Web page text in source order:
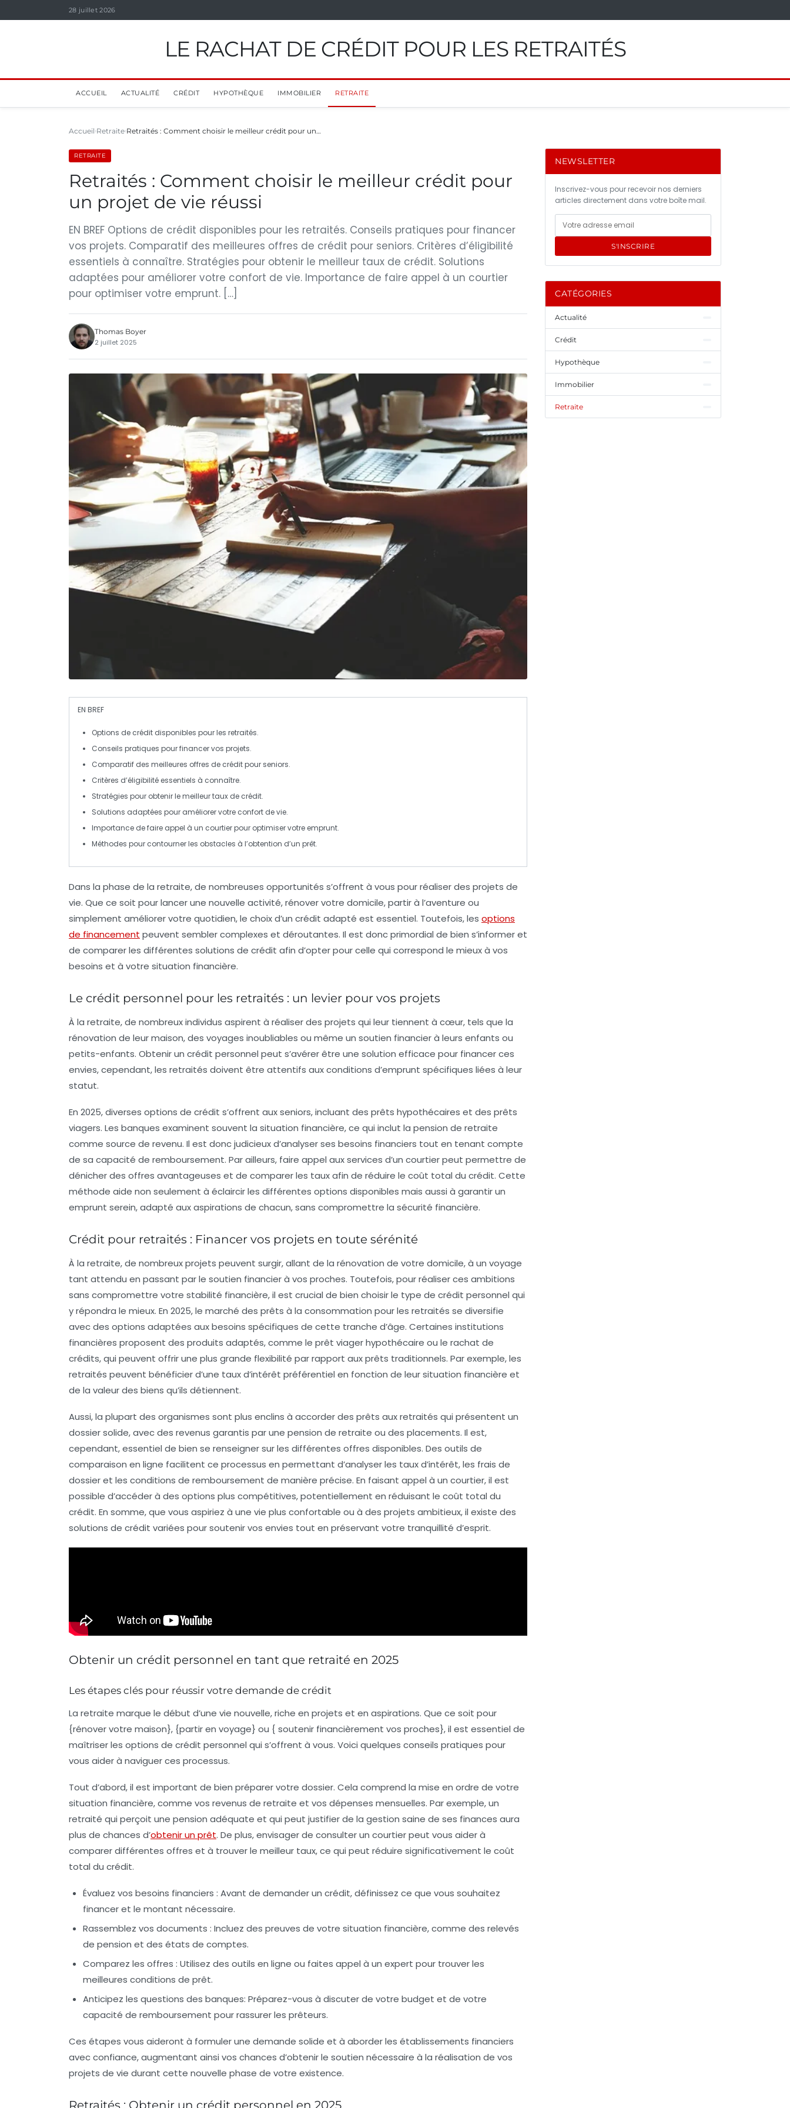
28 juillet 2026
LE RACHAT DE CRÉDIT POUR LES RETRAITÉS
ACCUEIL ACTUALITÉ CRÉDIT HYPOTHÈQUE IMMOBILIER RETRAITE
Accueil Retraite Retraités : Comment choisir le meilleur crédit pour un…
RETRAITE
Retraités : Comment choisir le meilleur crédit pour
un projet de vie réussi
EN BREF Options de crédit disponibles pour les retraités. Conseils pratiques pour financer
vos projets. Comparatif des meilleures offres de crédit pour seniors. Critères d’éligibilité
essentiels à connaître. Stratégies pour obtenir le meilleur taux de crédit. Solutions
adaptées pour améliorer votre confort de vie. Importance de faire appel à un courtier
pour optimiser votre emprunt. […]
Thomas Boyer
2 juillet 2025
EN BREF
Options de crédit disponibles pour les retraités.
Conseils pratiques pourfinancer vos projets.
Comparatif des meilleures offres de crédit pour seniors.
Critères d’éligibilité essentiels à connaître.
Stratégies pour obtenir lemeilleur taux de crédit.
Solutions adaptées pour améliorer votre confort de vie.
Importance de faire appel à un courtierpour optimiser votre emprunt.
Méthodes pour contourner les obstacles à l’obtention d’un prêt.
Dans la phase de la retraite, de nombreuses opportunités s’offrent à vous pour réaliser des projets de
vie. Que ce soit pour lancer une nouvelle activité, rénover votre domicile, partir à l’aventure ou
simplement améliorer votre quotidien, le choix d’un crédit adapté est essentiel. Toutefois, les options
de financement peuvent sembler complexes et déroutantes. Il est donc primordial de bien s’informer et
de comparer les différentes solutions de crédit afin d’opter pour celle qui correspond le mieux à vos
besoins et à votre situation financière.
Le crédit personnel pour les retraités : un levier pour vos projets
À la retraite, de nombreux individus aspirent à réaliser des projets qui leur tiennent à cœur, tels que la
rénovation de leur maison, des voyages inoubliables ou même un soutien financier à leurs enfants ou
petits-enfants. Obtenir un crédit personnel peut s’avérer être une solution efficace pour financer ces
envies, cependant, les retraités doivent être attentifs auxconditions d’emprunt spécifiques liées à leur
statut.
En 2025, diverses options de crédit s’offrent aux seniors, incluant des prêts hypothécaires et des prêts
viagers. Les banques examinent souvent la situation financière, ce qui inclut la pension de retraite
comme source de revenu. Il est donc judicieux d’analyser ses besoins financiers tout en tenant compte
de sa capacité de remboursement. Par ailleurs, faire appel aux services d’un courtier peut permettre de
dénicher des offres avantageuses et de comparer les taux afin de réduire le coût total du crédit. Cette
méthode aide non seulement à éclaircir les différentes options disponibles mais aussi à garantir un
emprunt serein, adapté aux aspirations de chacun, sans compromettre la sécurité financière.
Crédit pour retraités : Financer vos projets en toute sérénité
À la retraite, de nombreux projets peuvent surgir, allant de la rénovation de votre domicile, à un voyage
tant attendu en passant par le soutien financier à vos proches. Toutefois, pour réaliser ces ambitions
sans compromettre votre stabilité financière, il est crucial de bien choisir le type de crédit personnel qui
y répondra le mieux. En 2025, le marché des prêts à la consommation pour les retraités se diversifie
avec des options adaptées aux besoins spécifiques de cette tranche d’âge. Certaines institutions
financières proposent des produits adaptés, comme le prêt viager hypothécaire ou le rachat de
crédits, qui peuvent offrir une plus grande flexibilité par rapport aux prêts traditionnels. Par exemple, les
retraités peuvent bénéficier d’une taux d’intérêt préférentiel en fonction de leur situation financière et
de la valeur des biens qu’ils détiennent.
Aussi, la plupart des organismes sont plus enclins à accorder des prêts aux retraités qui présentent un
dossier solide, avec des revenus garantis par une pension de retraite ou des placements. Il est,
cependant, essentiel de bien se renseigner sur les différentes offres disponibles. Des outils de
comparaison en ligne facilitent ce processus en permettant d’analyser les taux d’intérêt, les frais de
dossieret les conditions de remboursement de manière précise. En faisant appel à un courtier, il est
possible d’accéder à des options plus compétitives, potentiellement en réduisant le coût total du
crédit. En somme, que vous aspiriez à une vie plus confortable ou à des projets ambitieux, il existe des
solutions de crédit variées pour soutenir vos envies tout en préservant votre tranquillité d’esprit.
Obtenir un crédit personnel en tant que retraité en 2025
Les étapes clés pour réussir votre demande de crédit
La retraite marque le début d’une vie nouvelle, riche en projets et en aspirations. Que ce soit pour
{rénover votre maison}, {partir en voyage} ou { soutenir financièrement vos proches}, il est essentiel de
maîtriser les options de crédit personnel qui s’offrent à vous. Voici quelques conseils pratiques pour
vous aider à naviguer ces processus.
Tout d’abord, il est important de bien préparer votre dossier. Cela comprend la mise en ordre de votre
situation financière, comme vos revenus de retraite et vos dépenses mensuelles. Par exemple, un
retraité qui perçoit une pension adéquate et qui peut justifier de la gestion saine de ses finances aura
plus de chances d’obtenir un prêt. De plus, envisager de consulter un courtierpeut vous aider à
comparer différentes offres et à trouver le meilleur taux, ce qui peut réduire significativement le coût
total du crédit.
Évaluez vos besoins financiers : Avant de demander un crédit, définissez ce que vous souhaitez
financer et le montant nécessaire.
Rassemblez vos documents : Incluez des preuves de votre situation financière, comme des relevés
de pension et des états de comptes.
Comparez les offres : Utilisez des outils en ligne ou faites appel à un expert pour trouver les
meilleures conditions de prêt.
Anticipez les questions des banques: Préparez-vous à discuter de votre budget et de votre
capacité de remboursement pour rassurer les prêteurs.
Ces étapes vous aideront à formuler une demande solide et à aborder les établissements financiers
avec confiance, augmentant ainsi vos chances d’obtenir le soutien nécessaire à la réalisation de vos
projets de vie durant cette nouvelle phase de votre existence.
NEWSLETTER
Inscrivez-vous pour recevoir nos derniers
articles directement dans votre boîte mail.
S'INSCRIRE
CATÉGORIES
Actualité
Crédit
Hypothèque
Immobilier
Retraite